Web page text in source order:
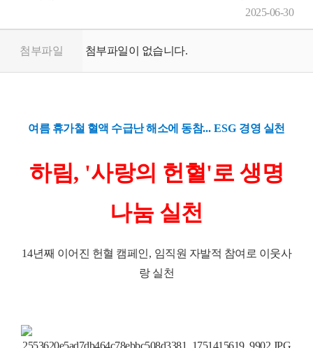
2025-06-30
첨부파일 첨부파일이 없습니다.
여름 휴가철 혈액 수급난 해소에 동참... ESG 경영 실천
하림, '사랑의 헌혈'로 생명
나눔 실천
14년째 이어진 헌혈 캠페인, 임직원 자발적 참여로 이웃사
랑 실천